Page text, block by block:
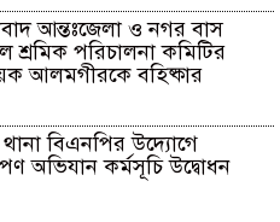
আন্তঃজেলা ও নগর বাস
শ্রমিক পরিচালনা কমিটির
আলমগীরকে বহিষ্কার
বিএনপির উদ্যোগে
অভিযান কর্মসূচি উদ্বোধন